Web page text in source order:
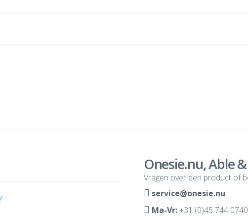
Onesie.nu, Able
Vragen over een product of
service@onesie.nu
Ma-Vr:+31 (0)45 744 0740